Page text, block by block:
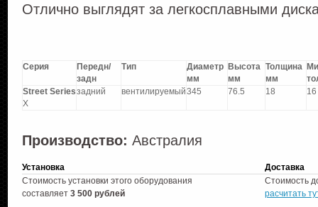
Отлично выглядят за легкосплавными
Серия
Передн/
задн
Тип
Диаметр
мм
Высота
мм
Толщина
мм
Street Series
X
задний вентилируемый345 76.5 18 16
Производство: Австралия
Установка
Доставка
Стоимость установки этого оборудования
составляет 3 500 рублей
Стоимость
расчитать